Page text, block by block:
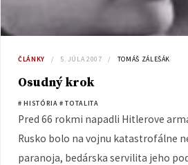
ČLÁNKY 5. JÚLA 2007 TOMÁŠ ZÁLEŠÁK
Osudný krok
# HISTÓRIA # TOTALITA
Pred 66 rokmi napadli Hitlerove
Rusko bolo na vojnu katastrofálne
paranoja, bedárska servilita jeho